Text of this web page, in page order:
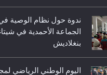
ندوة حول نظام الوصية
الجماعة الأحمدية في
بنغلاديش
اليوم الوطني الرياضي